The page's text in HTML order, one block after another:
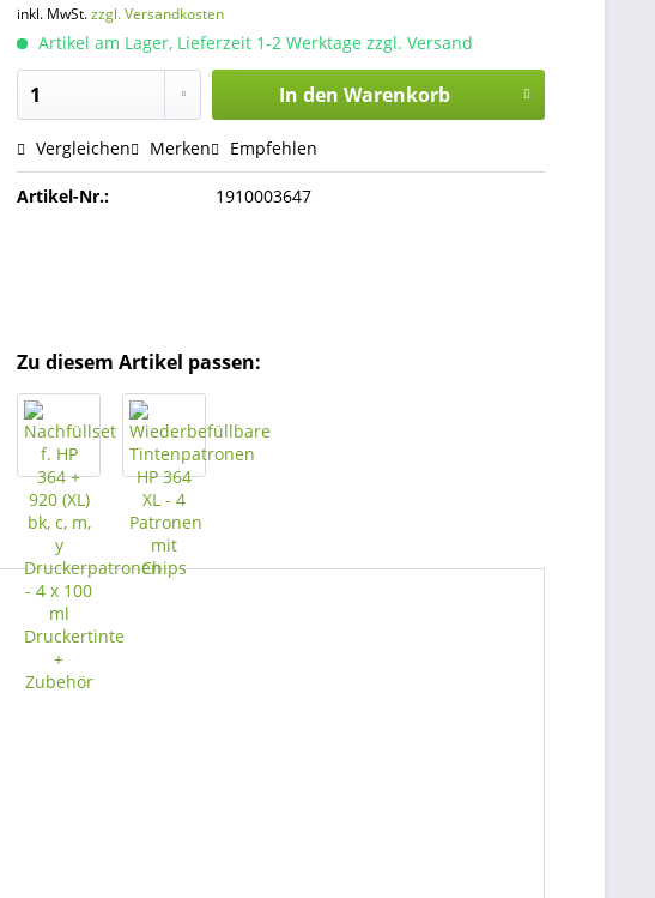
inkl. MwSt.zzgl. Versandkosten
Artikel am Lager, Lieferzeit 1-2 Werktage zzgl. Versand
In den Warenkorb
Vergleichen Merken Empfehlen
Artikel-Nr.: 1910003647
Zu diesem Artikel passen: